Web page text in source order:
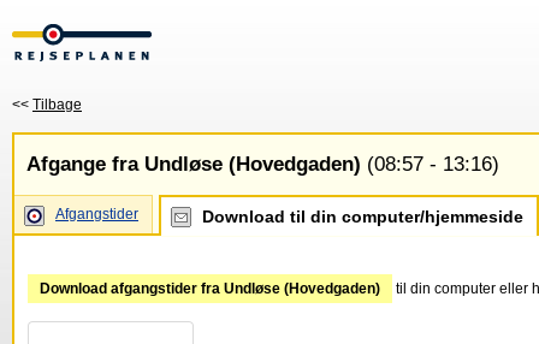
<< Tilbage
Afgange fra Undløse (Hovedgaden) (08:57 - 13:16)
Afgangstider Download til din computer/hjemmeside
Download afgangstider fra Undløse (Hovedgaden) til din computer eller